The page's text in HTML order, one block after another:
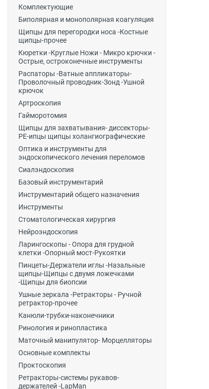
Комплектующие
Биполярная и монополярная коагуляция
Щипцы для перегородки носа -Костные
щипцы-прочее
Кюретки -Круглые Ножи - Микро крючки -
Острые, остроконечные инструменты
Распаторы -Ватные аппликаторы-
Проволочный проводник-Зонд -Ушной
крючок
Артроскопия
Гайморотомия
Щипцы для захватывания- диссекторы-
РЕ-ипцы щипцы холангиографические
Оптика и инструменты для
эндоскопического лечения переломов
Сиалэндоскопия
Базовый инструментарий
Инструментарий общего назначения
Инструменты
Стоматологическая хирургия
Нейроэндоскопия
Ларингоскопы - Опора для грудной
клетки -Опорный мост-Рукоятки
Пинцеты-Держатели иглы -Назальные
щипцы-Щипцы с двумя ложечками
-Щипцы для биопсии
Ушные зеркала -Ретракторы - Ручной
ретрактор-прочее
Канюли-трубки-наконечники
Ринология и ринопластика
Маточный манипулятор- Морцелляторы
Основные комплекты
Проктоскопия
Ретракторы-системы рукавов-
держателей -LapMan